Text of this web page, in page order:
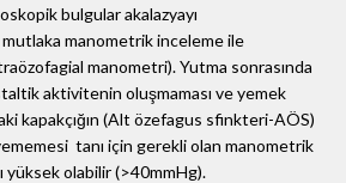
bulgular akalazyayı
manometrik inceleme ile
manometri). Yutma sonrasında
aktivitenin oluşmaması ve yemek
kapakçığın (Alt özefagus sfinkteri-AÖS)
tanı için gerekli olan manometrik
yüksek olabilir (>40mmHg).